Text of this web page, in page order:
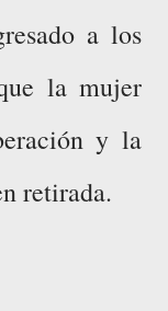
a los
la mujer
y la
retirada.